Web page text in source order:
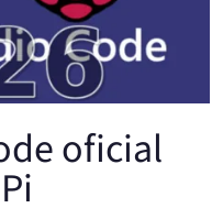
oficial